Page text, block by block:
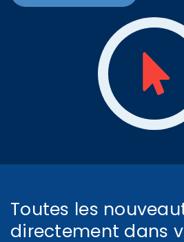
Toutes les
directement dans